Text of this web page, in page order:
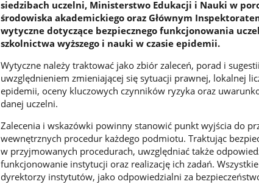
siedzibach uczelni, Ministerstwo Edukacji i Nauki w
środowiska akademickiego oraz Głównym
wytyczne dotyczące bezpiecznego funkcjonowania
szkolnictwa wyższego i nauki w czasie epidemii.
Wytyczne należy traktować jako zbiór zaleceń, porad i
uwzględnieniem zmieniającej się sytuacji prawnej, lokalnej
epidemii, oceny kluczowych czynników ryzyka oraz
danej uczelni.
Zalecenia i wskazówki powinny stanowić punkt wyjścia do
wewnętrznych procedur każdego podmiotu. Traktując
w przyjmowanych procedurach, uwzględniać także
funkcjonowanie instytucji oraz realizację ich zadań.
dyrektorzy instytutów, jako odpowiedzialni za